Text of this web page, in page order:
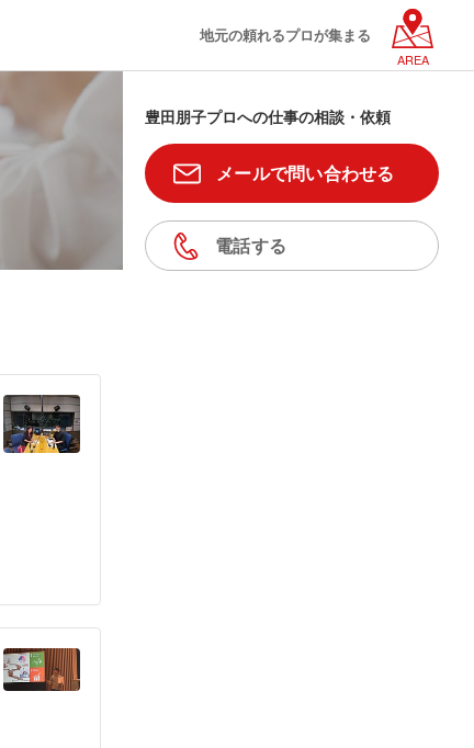
地元の頼れるプロが集まる
AREA
豊田朋子プロへの仕事の相談・依頼
メールで問い合わせる
電話する